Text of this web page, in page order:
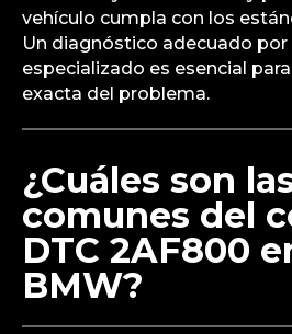
vehículo cumpla con los
Un diagnóstico adecuado
especializado es esencial
exacta del problema.
¿Cuáles son
comunes del
DTC 2AF800
BMW?